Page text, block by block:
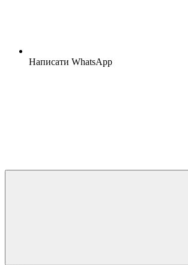
Написати WhatsApp